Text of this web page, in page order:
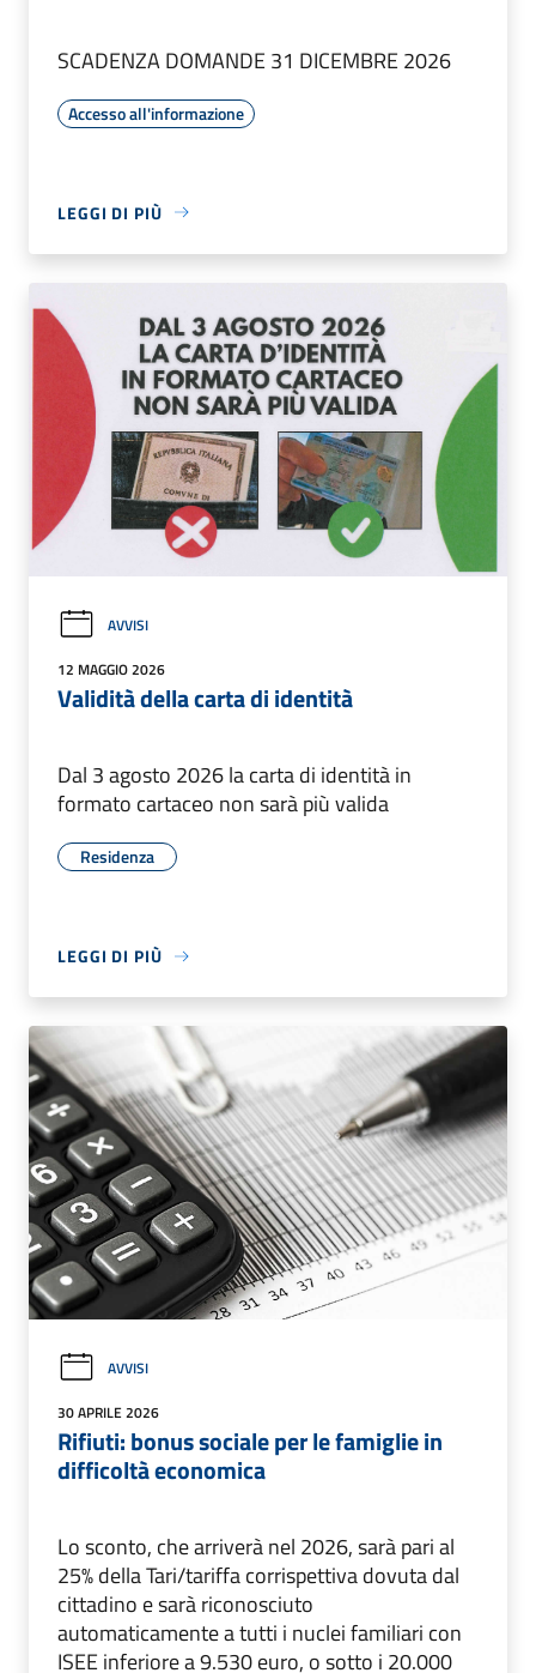
SCADENZA DOMANDE 31 DICEMBRE 2026
Accesso all'informazione
LEGGI DI PIÙ
AVVISI
12 MAGGIO 2026
Validità della carta di identità
Dal 3 agosto 2026 la carta di identità in
formato cartaceo non sarà più valida
Residenza
LEGGI DI PIÙ
AVVISI
30 APRILE 2026
Rifiuti: bonus sociale per le famiglie in
difficoltà economica
Lo sconto, che arriverà nel 2026, sarà pari al
25% della Tari/tariffa corrispettiva dovuta dal
cittadino e sarà riconosciuto
automaticamente a tutti i nuclei familiari con
ISEE inferiore a 9.530 euro, o sotto i 20.000